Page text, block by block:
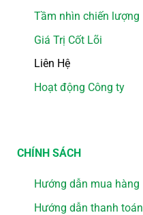
Tầm nhìn chiến lượng
Giá Trị Cốt Lõi
Liên Hệ
Hoạt động Công ty
CHÍNH SÁCH
Hướng dẫn mua hàng
Hướng dẫn thanh toán